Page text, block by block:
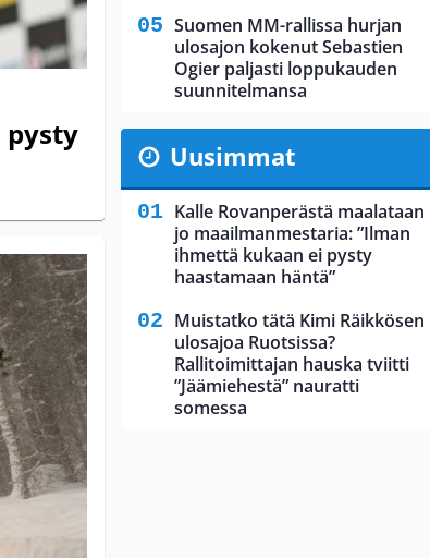
pysty
Suomen MM-rallissa hurjan
ulosajon kokenut Sebastien
Ogier paljasti loppukauden
suunnitelmansa
Uusimmat
Kalle Rovanperästä maalataan
jo maailmanmestaria: ”Ilman
ihmettä kukaan ei pysty
haastamaan häntä”
Muistatko tätä Kimi Räikkösen
ulosajoa Ruotsissa?
Rallitoimittajan hauska tviitti
”Jäämiehestä” nauratti
somessa